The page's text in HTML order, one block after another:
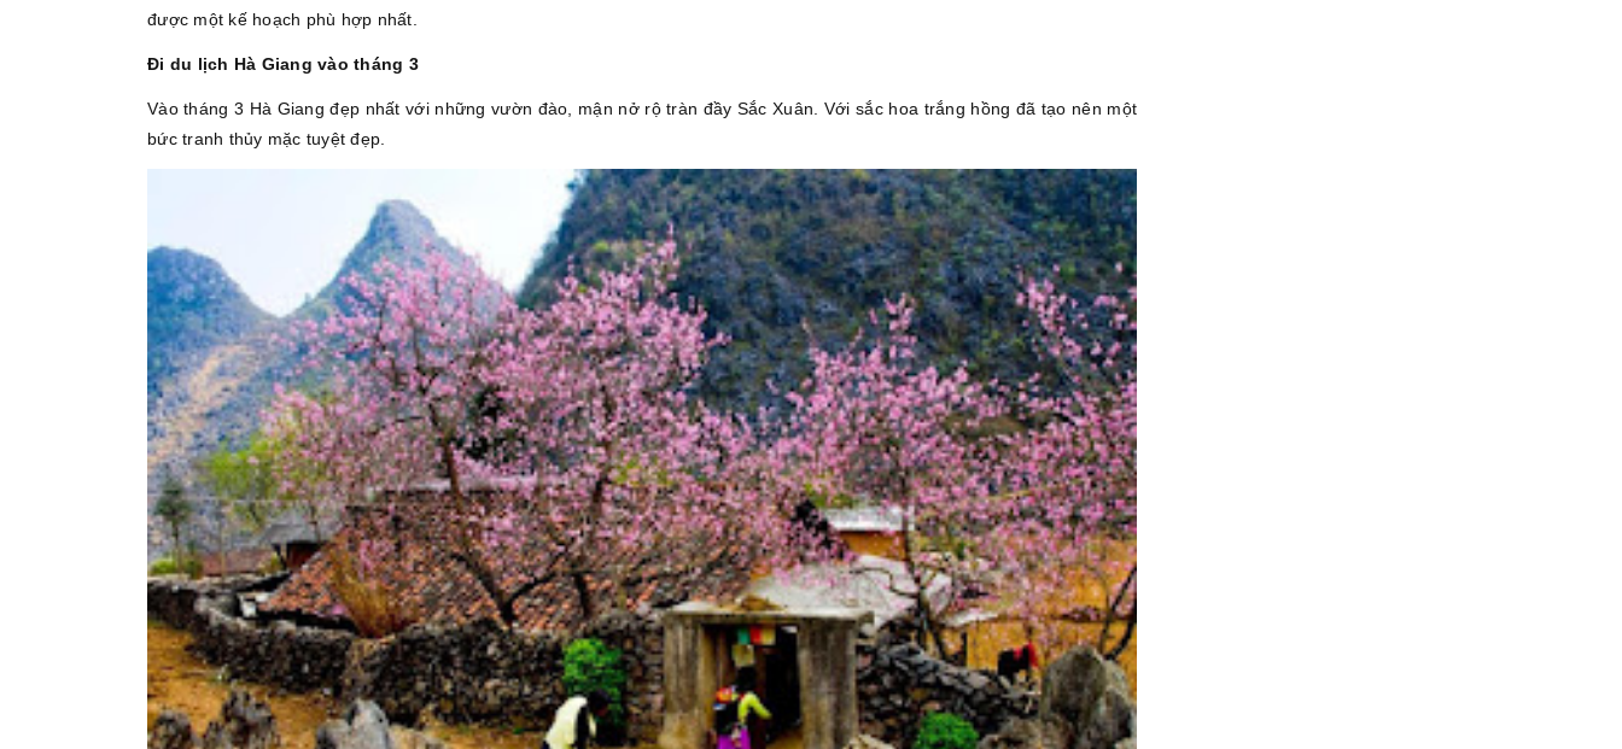
được một kế hoạch phù hợp nhất.
Đi du lịch Hà Giang vào tháng 3
Vào tháng 3 Hà Giang đẹp nhất với những vườn đào, mận nở rộ tràn đầy Sắc Xuân. Với sắc hoa trắng hồng đã tạo nên một
bức tranh thủy mặc tuyệt đẹp.